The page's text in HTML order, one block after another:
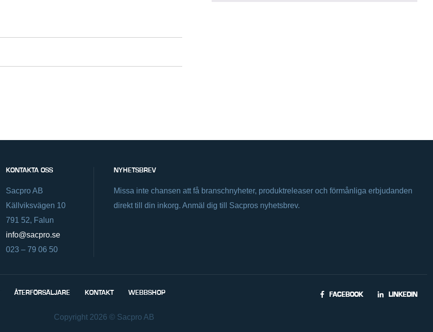
KONTAKTA OSS
Sacpro AB
Källviksvägen 10
791 52, Falun
info@sacpro.se
023 – 79 06 50
NYHETSBREV
Missa inte chansen att få branschnyheter, produktreleaser och förmånliga erbjudanden
direkt till din inkorg. Anmäl dig till Sacpros nyhetsbrev.
ÅTERFÖRSÄLJARE KONTAKT WEBBSHOP FACEBOOK LINKEDIN
Copyright 2026 © Sacpro AB